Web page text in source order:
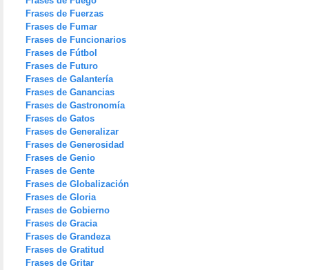
Frases de Fuerzas
Frases de Fumar
Frases de Funcionarios
Frases de Fútbol
Frases de Futuro
Frases de Galantería
Frases de Ganancias
Frases de Gastronomía
Frases de Gatos
Frases de Generalizar
Frases de Generosidad
Frases de Genio
Frases de Gente
Frases de Globalización
Frases de Gloria
Frases de Gobierno
Frases de Gracia
Frases de Grandeza
Frases de Gratitud
Frases de Gritar